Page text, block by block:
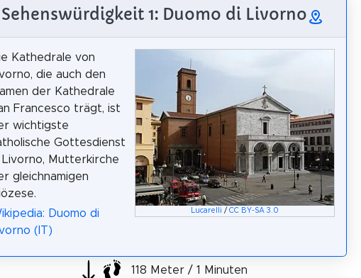
Sehenswürdigkeit 1: Duomo di Livorno
Lucarelli /CC BY-SA 3.0
Kathedrale von
die auch den
der Kathedrale
Francesco trägt, ist
wichtigste
Gottesdienst
Livorno, Mutterkirche
gleichnamigen
Duomo di
(IT)
118 Meter / 1 Minuten